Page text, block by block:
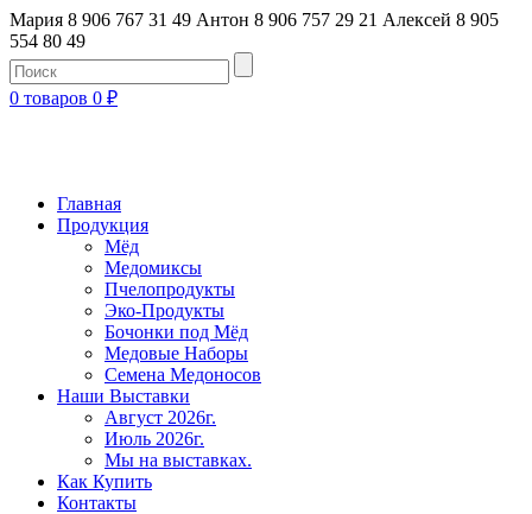
Мария 8 906 767 31 49 Антон 8 906 757 29 21 Алексей 8 905
554 80 49
0 товаров 0 ₽
Главная
Продукция
Мёд
Медомиксы
Пчелопродукты
Эко-Продукты
Бочонки под Мёд
Медовые Наборы
Семена Медоносов
Наши Выставки
Август 2026г.
Июль 2026г.
Мы на выставках.
Как Купить
Контакты